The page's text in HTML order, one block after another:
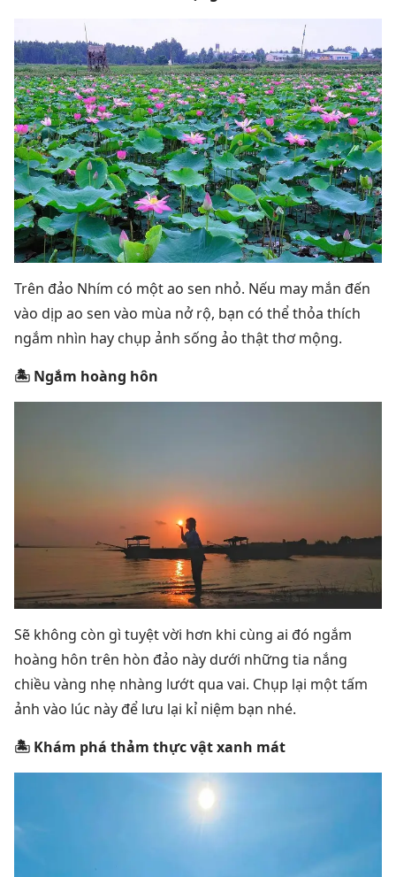
Trên đảo Nhím có một ao sen nhỏ. Nếu may mắn đến
vào dịp ao sen vào mùa nở rộ, bạn có thể thỏa thích
ngắm nhìn hay chụp ảnh sống ảo thật thơ mộng.
🏝 Ngắm hoàng hôn
Sẽ không còn gì tuyệt vời hơn khi cùng ai đó ngắm
hoàng hôn trên hòn đảo này dưới những tia nắng
chiều vàng nhẹ nhàng lướt qua vai. Chụp lại một tấm
ảnh vào lúc này để lưu lại kỉ niệm bạn nhé.
🏝 Khám phá thảm thực vật xanh mát